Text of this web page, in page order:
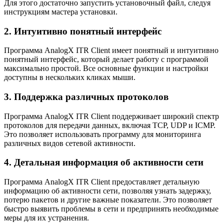
Для этого достаточно запустить установочный файл, следуя
инструкциям мастера установки.
2. Интуитивно понятный интерфейс
Программа AnalogX ITR Client имеет понятный и интуитивно
понятный интерфейс, который делает работу с программой
максимально простой. Все основные функции и настройки
доступны в нескольких кликах мыши.
3. Поддержка различных протоколов
Программа AnalogX ITR Client поддерживает широкий спектр
протоколов для передачи данных, включая TCP, UDP и ICMP.
Это позволяет использовать программу для мониторинга
различных видов сетевой активности.
4. Детальная информация об активности сети
Программа AnalogX ITR Client предоставляет детальную
информацию об активности сети, позволяя узнать задержку,
потерю пакетов и другие важные показатели. Это позволяет
быстро выявить проблемы в сети и предпринять необходимые
меры для их устранения.